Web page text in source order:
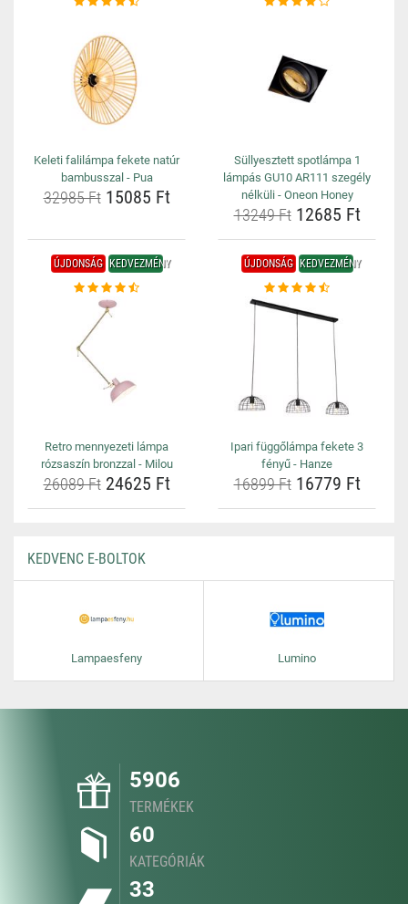
Keleti falilámpa fekete natúr
bambusszal - Pua
32985 Ft15085 Ft
Süllyesztett spotlámpa 1
lámpás GU10 AR111 szegély
nélküli - Oneon Honey
13249 Ft12685 Ft
ÚJDONSÁG KEDVEZMÉNY
Retro mennyezeti lámpa
rózsaszín bronzzal - Milou
26089 Ft24625 Ft
ÚJDONSÁG KEDVEZMÉNY
Ipari függőlámpa fekete 3
fényű - Hanze
16899 Ft16779 Ft
KEDVENC E-BOLTOK
Lampaesfeny Lumino
5906
TERMÉKEK
60
KATEGÓRIÁK
33